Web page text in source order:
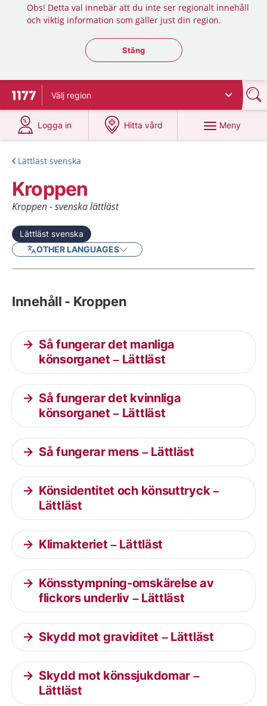
Obs! Detta val innebär att du inte ser regionalt innehåll
och viktig information som gäller just din region.
Stäng regionsväljaren
Stäng
Till startsidan för 1177
Välj region
Logga in
på 1177.se
Hitta vård
på 1177.se
Meny
Lättläst svenska
Kroppen
Kroppen - svenska lättläst
Lättläst svenska
OTHER LANGUAGES
Innehåll - Kroppen
Så fungerar det manliga
könsorganet – Lättläst
Så fungerar det kvinnliga
könsorganet – Lättläst
Så fungerar mens – Lättläst
Könsidentitet och könsuttryck –
Lättläst
Klimakteriet – Lättläst
Könsstympning-omskärelse av
flickors underliv – Lättläst
Skydd mot graviditet – Lättläst
Skydd mot könssjukdomar –
Lättläst